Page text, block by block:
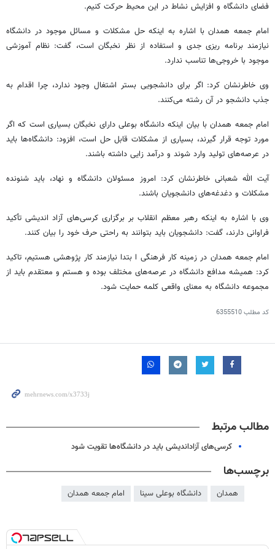
فضای دانشگاه و افزایش نشاط در این محیط حرکت کنیم.
امام جمعه همدان با اشاره به اینکه حل مشکلات و مسائل موجود در دانشگاه
نیازمند برنامه‌ ریزی جدی و استفاده از نظر نخبگان است، گفت: نظام آموزشی
موجود با خروجی‌ها تناسب ندارد.
وی خاطرنشان کرد: اگر برای دانشجویی بستر اشتغال وجود ندارد، چرا اقدام به
جذب دانشجو در آن رشته می‌کنند.
امام جمعه همدان با بیان اینکه دانشگاه بوعلی دارای نخبگان بسیاری است که اگر
مورد توجه قرار گیرند، بسیاری از مشکلات قابل حل است، افزود: دانشگاه‌ها باید
در عرصه‌های تولید وارد شوند و درآمد زایی داشته باشند.
آیت الله شعبانی خاطرنشان کرد: امروز مسئولان دانشگاه و نهاد، باید شنونده
مشکلات و دغدغه‌های دانشجویان باشند.
وی با اشاره به اینکه رهبر معظم انقلاب بر برگزاری کرسی‌های آزاد اندیشی تأکید
فراوانی دارند، گفت: دانشجویان باید بتوانند به راحتی حرف خود را بیان کنند.
امام جمعه همدان در زمینه کار فرهنگی ا بتدا نیازمند کار پژوهشی هستیم، تاکید
کرد: همیشه مدافع دانشگاه در عرصه‌های مختلف بوده و هستم و معتقدم باید از
مجموعه دانشگاه به معنای واقعی کلمه حمایت شود.
کد مطلب6355510
مطالب مرتبط
کرسی‌های آزاداندیشی باید در دانشگاه‌ها تقویت شود
برچسب‌ها
همدان دانشگاه بوعلی سينا امام جمعه همدان